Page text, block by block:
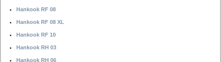
Hankook RF 08
Hankook RF 08 XL
Hankook RF 10
Hankook RH 03
Hankook RH 06